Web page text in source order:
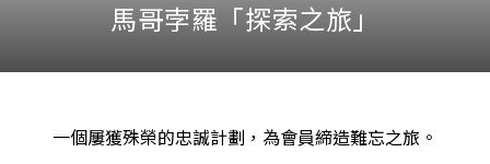
馬哥孛羅「探索之旅」
一個屢獲殊榮的忠誠計劃，為會員締造難忘之旅。